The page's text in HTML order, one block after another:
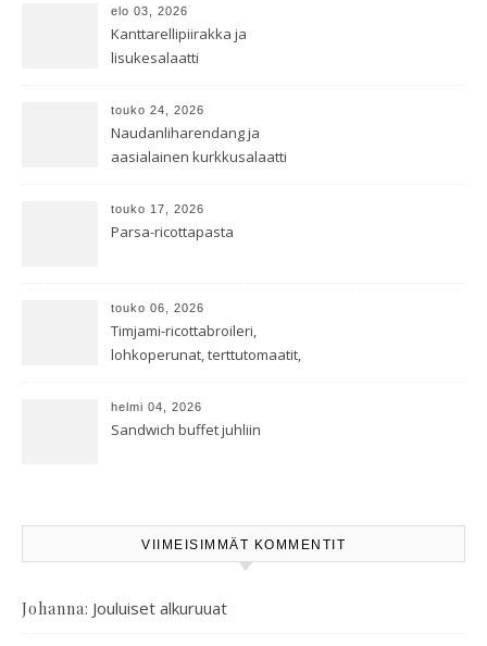
elo 03, 2026
Kanttarellipiirakka ja
lisukesalaatti
touko 24, 2026
Naudanliharendang ja
aasialainen kurkkusalaatti
touko 17, 2026
Parsa-ricottapasta
touko 06, 2026
Timjami-ricottabroileri,
lohkoperunat, terttutomaatit,
salaatti
helmi 04, 2026
Sandwich buffet juhliin
VIIMEISIMMÄT KOMMENTIT
Johanna: Jouluiset alkuruuat